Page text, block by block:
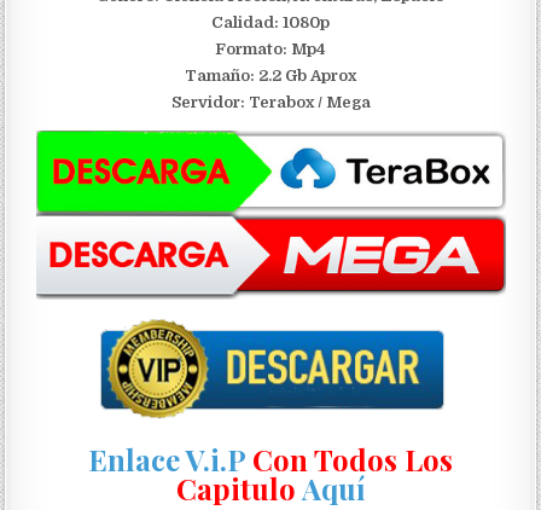
Calidad: 1080p
Formato: Mp4
Tamaño: 2.2 Gb Aprox
Servidor: Terabox / Mega
Enlace V.i.P Con Todos Los
CapituloAquí